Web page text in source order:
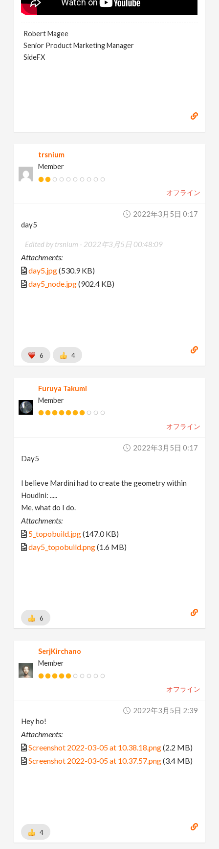
Robert Magee
Senior Product Marketing Manager
SideFX
trsnium
Member
オフライン
2022年3月5日 0:17
day5
Edited by trsnium - 2022年3月5日 00:48:09
Attachments:
day5.jpg(530.9 KB)
day5_node.jpg(902.4 KB)
6 4
Furuya Takumi
Member
オフライン
2022年3月5日 0:17
Day5
I believe Mardini had to create the geometry within
Houdini: .....
Me, what do I do.
Attachments:
5_topobuild.jpg(147.0 KB)
day5_topobuild.png(1.6 MB)
6
SerjKirchano
Member
オフライン
2022年3月5日 2:39
Hey ho!
Attachments:
Screenshot 2022-03-05 at 10.38.18.png(2.2 MB)
Screenshot 2022-03-05 at 10.37.57.png(3.4 MB)
4